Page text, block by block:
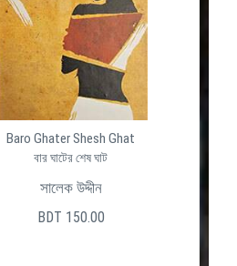
এগিয়ে। তাই
নেট এ আজ ই
ডাটাসেন্টারে আলফা
আলফা নেট দিচ্ছে
Baro Ghater Shesh Ghat
বার ঘাটের শেষ ঘাট
সালেক উদ্দীন
BDT 150.00